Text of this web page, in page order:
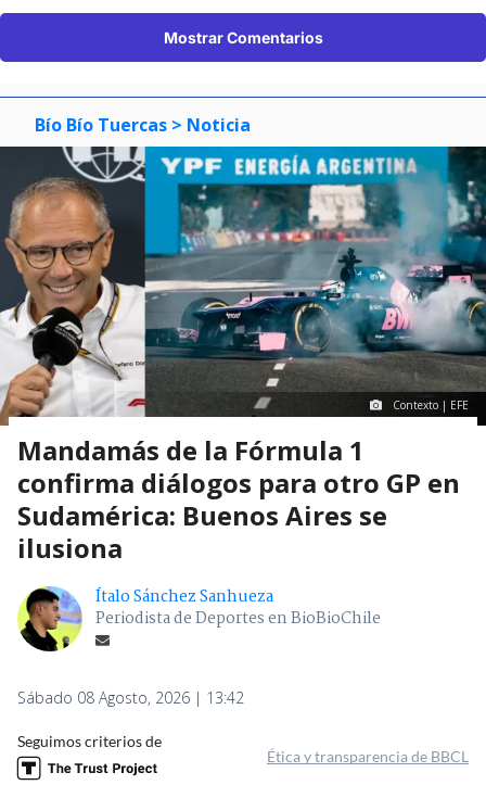
Mostrar Comentarios
Bío Bío Tuercas > Noticia
Contexto | EFE
Mandamás de la Fórmula 1
confirma diálogos para otro GP en
Sudamérica: Buenos Aires se
ilusiona
Ítalo Sánchez Sanhueza
Periodista de Deportes en BioBioChile
Sábado 08 Agosto, 2026 | 13:42
Seguimos criterios de
Ética y transparencia de BBCL